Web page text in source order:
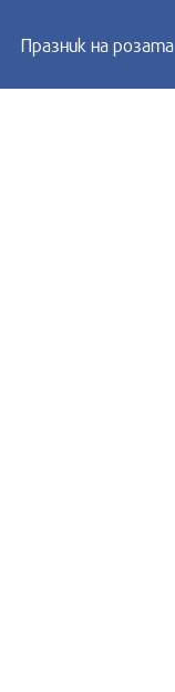
Празник на розата